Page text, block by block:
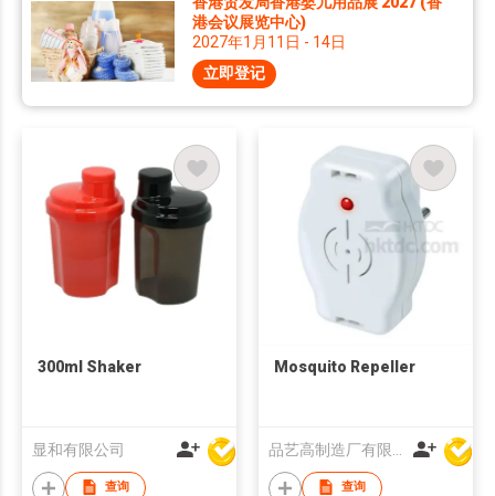
港会议展览中心)
2027年1月11日 - 14日
立即登记
300ml Shaker
显和有限公司
查询
Mosquito Repeller
查询